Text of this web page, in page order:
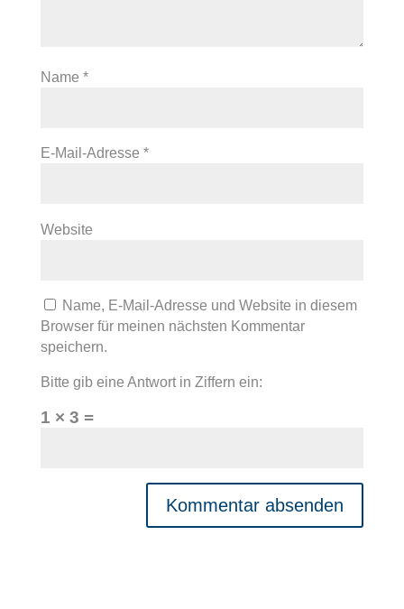
Name *
E-Mail-Adresse *
Website
Name, E-Mail-Adresse und Website in diesem
Browser für meinen nächsten Kommentar
speichern.
Bitte gib eine Antwort in Ziffern ein:
1 × 3 =